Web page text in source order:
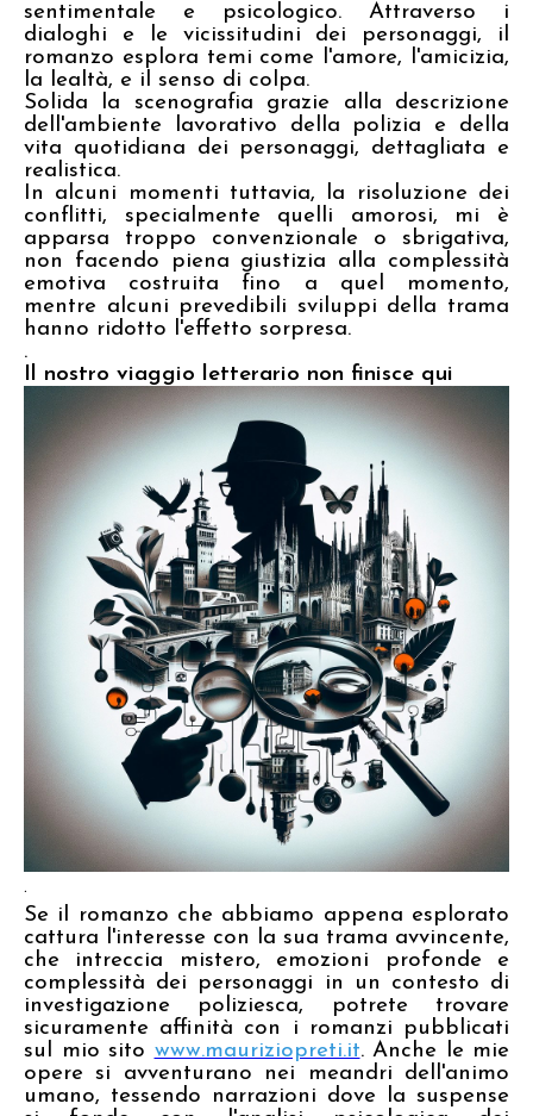
sentimentale e psicologico. Attraverso i
dialoghi e le vicissitudini dei personaggi, il
romanzo esplora temi come l'amore, l'amicizia,
la lealtà, e il senso di colpa.
Solida la scenografia grazie alla descrizione
dell'ambiente lavorativo della polizia e della
vita quotidiana dei personaggi, dettagliata e
realistica.
In alcuni momenti tuttavia, la risoluzione dei
conflitti, specialmente quelli amorosi, mi è
apparsa troppo convenzionale o sbrigativa,
non facendo piena giustizia alla complessità
emotiva costruita fino a quel momento,
mentre alcuni prevedibili sviluppi della trama
hanno ridotto l'effetto sorpresa.
.
Il nostro viaggio letterario non finisce qui
.
Se il romanzo che abbiamo appena esplorato
cattura l'interesse con la sua trama avvincente,
che intreccia mistero, emozioni profonde e
complessità dei personaggi in un contesto di
investigazione poliziesca, potrete trovare
sicuramente affinità con i romanzi pubblicati
sul mio sito www.mauriziopreti.it. Anche le mie
opere si avventurano nei meandri dell'animo
umano, tessendo narrazioni dove la suspense